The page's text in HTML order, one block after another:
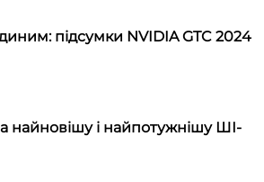
підсумки NVIDIA GTC 2024
найновішу і найпотужнішу ШІ-